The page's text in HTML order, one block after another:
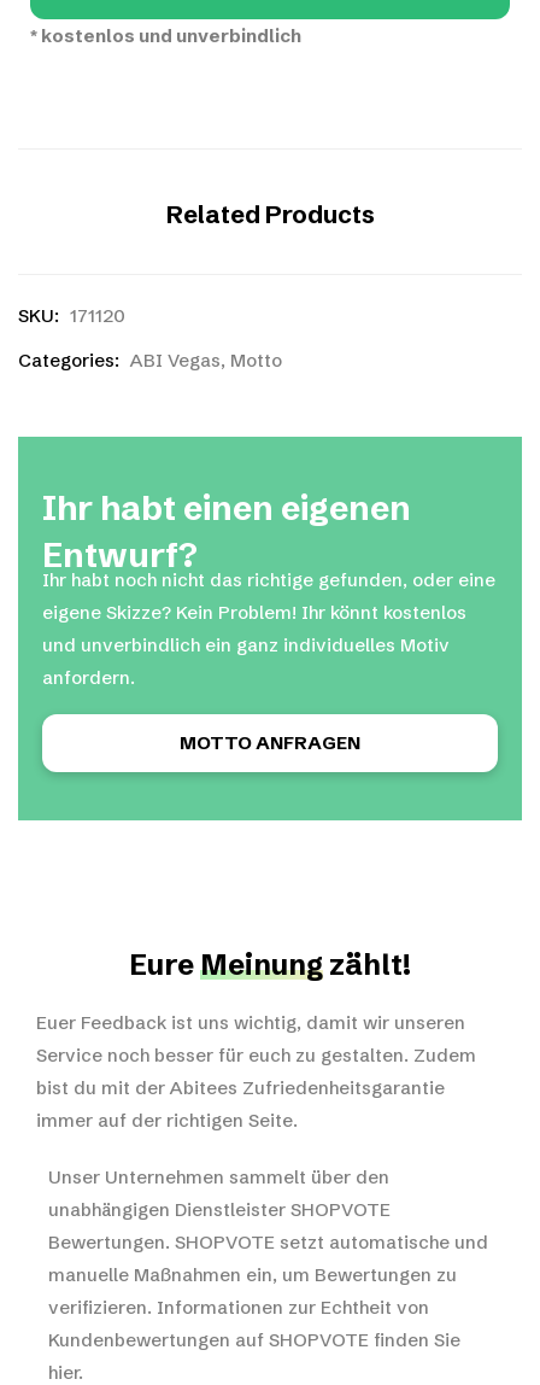
* kostenlos und unverbindlich
Related Products
SKU: 171120
Categories: ABI Vegas, Motto
Ihr habt einen eigenen
Entwurf?
Ihr habt noch nicht das richtige gefunden, oder eine
eigene Skizze? Kein Problem! Ihr könnt kostenlos
und unverbindlich ein ganz individuelles Motiv
anfordern.
MOTTO ANFRAGEN
EureMeinung zählt!
Euer Feedback ist uns wichtig, damit wir unseren
Service noch besser für euch zu gestalten. Zudem
bist du mit der Abitees Zufriedenheitsgarantie
immer auf der richtigen Seite.
Unser Unternehmen sammelt über den
unabhängigen Dienstleister SHOPVOTE
Bewertungen. SHOPVOTE setzt automatische und
manuelle Maßnahmen ein, um Bewertungen zu
verifizieren. Informationen zur Echtheit von
Kundenbewertungen auf SHOPVOTE finden Sie
hier.